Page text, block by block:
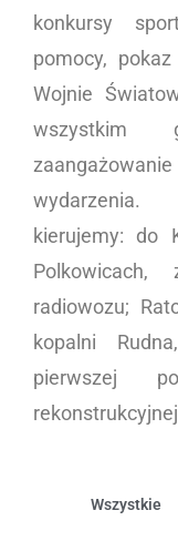
konkursy
pomocy,
Wojnie
wszystkim
wydarzenia.
kierujemy: do
Polkowicach,
radiowozu;
kopalni
pierwszej
Wszystkie